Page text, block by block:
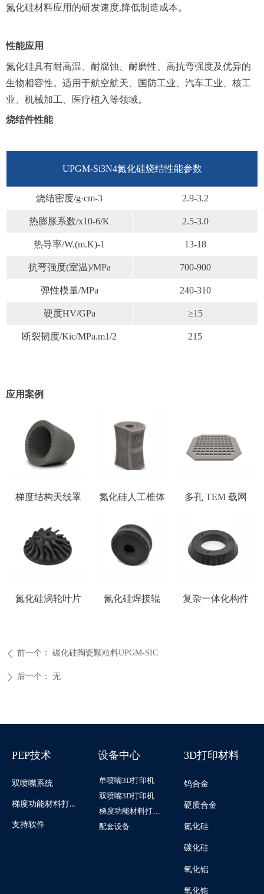
ꄴ 前一个： 碳化硅陶瓷颗粒料UPGM-SIC
ꄲ 后一个： 无
氮化硅材料应用的研发速度,降低制造成本。
性能应用
氮化硅具有耐高温、耐腐蚀、耐磨性、高抗弯强度及优异的
生物相容性。适用于航空航天、国防工业、汽车工业、核工
业、机械加工、医疗植入等领域。
烧结件性能
UPGM-Si3N4氮化硅烧结性能参数
烧结密度/g·cm-3 2.9-3.2
热膨胀系数/x10-6/K 2.5-3.0
热导率/W.(m.K)-1 13-18
抗弯强度(室温)/MPa 700-900
弹性模量/MPa 240-310
硬度HV/GPa ≥15
断裂韧度/Kic/MPa.m1/2 215
应用案例
梯度结构天线罩 氮化硅人工椎体 多孔 TEM 载网
氮化硅涡轮叶片 氮化硅焊接辊 复杂一体化构件
PEP技术
双喷嘴系统
梯度功能材料打印系统
支持软件
设备中心
单喷嘴3D打印机
双喷嘴3D打印机
梯度功能材料打印机
配套设备
3D打印材料
钨合金
硬质合金
氮化硅
碳化硅
氧化铝
氧化锆